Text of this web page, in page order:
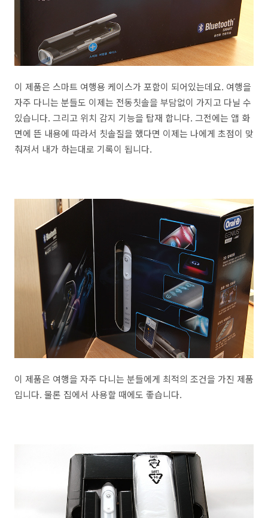
이 제품은 스마트 여행용 케이스가 포함이 되어있는데요. 여행을
자주 다니는 분들도 이제는 전동칫솔을 부담없이 가지고 다닐 수
있습니다. 그리고 위치 감지 기능을 탑재 합니다. 그전에는 앱 화
면에 뜬 내용에 따라서 칫솔질을 했다면 이제는 나에게 초점이 맞
춰져서 내가 하는대로 기록이 됩니다.
이 제품은 여행을 자주 다니는 분들에게 최적의 조건을 가진 제품
입니다. 물론 집에서 사용할 때에도 좋습니다.